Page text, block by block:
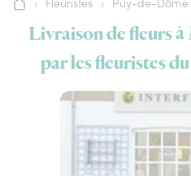
Accueil
› Fleuristes › Puy-de-Dôme
Livraison de fleurs
par les fleuristes